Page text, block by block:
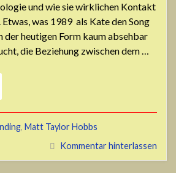
und wie sie wirklichen Kontakt
was 1989 als Kate den Song
der heutigen Form kaum absehbar
die Beziehung zwischen dem …
, Matt Taylor Hobbs
Kommentar hinterlassen